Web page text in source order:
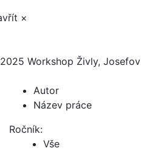
×
2025 Workshop Živly, Josefov
Autor
Název práce
Ročník:
Vše